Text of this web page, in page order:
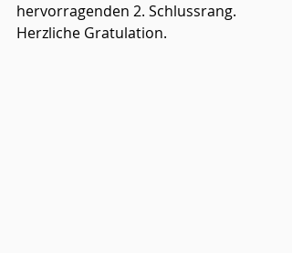
hervorragenden 2. Schlussrang.
Herzliche Gratulation.